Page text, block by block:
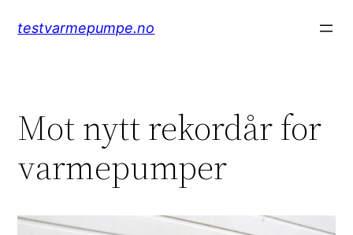
testvarmepumpe.no
Mot nytt rekordår for
varmepumper